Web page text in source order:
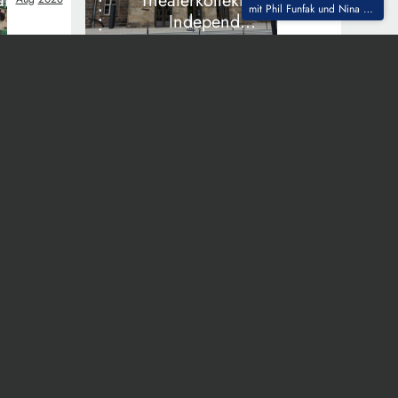
Independent
Little Lies
mit Phil Funfak und Nina Titus